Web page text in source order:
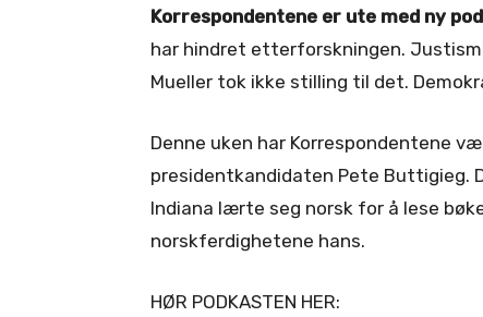
Korrespondentene er ute med ny
har hindret etterforskningen.
Mueller tok ikke stilling til det.
Denne uken har Korrespondentene
presidentkandidaten Pete Buttigieg.
Indiana lærte seg norsk for å lese
norskferdighetene hans.
HØR PODKASTEN HER: